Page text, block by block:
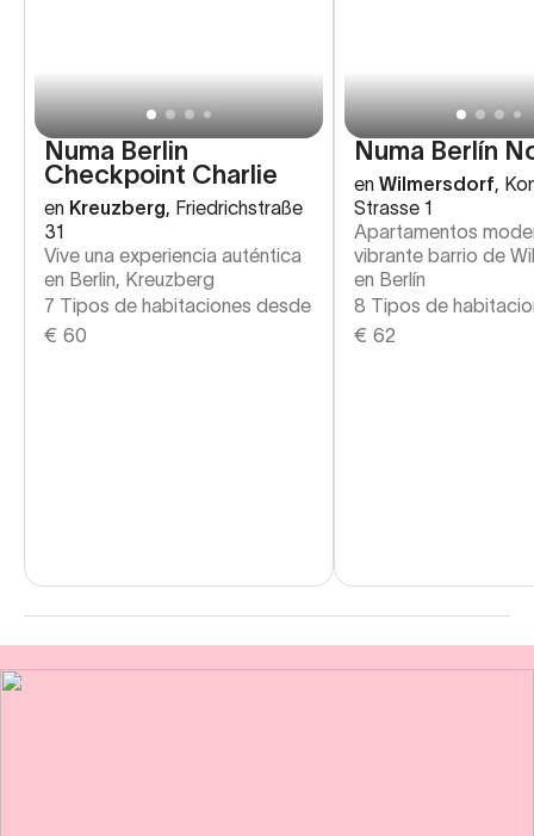
Numa Berlin
Checkpoint Charlie
en Kreuzberg Friedrichstraße
31
Vive una experiencia auténtica
en Berlin, Kreuzberg
7 Tipos de habitaciones desde
€ 60
Numa Berlín
en Wilmersdorf
Strasse 1
Apartamentos
vibrante barrio de
en Berlín
8 Tipos de
€ 62